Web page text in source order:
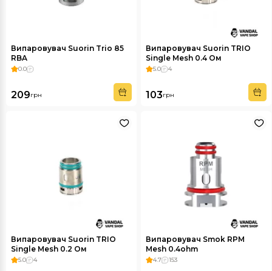
Випаровувач Suorin Trio 85
RBA
0.0
209грн
Випаровувач Suorin TRIO
Single Mesh 0.4 Ом
5.0 4
103грн
Випаровувач Suorin TRIO
Single Mesh 0.2 Ом
5.0 4
Випаровувач Smok RPM
Mesh 0.4ohm
4.7 153